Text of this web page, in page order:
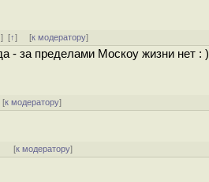
][↑] [к модератору]
- за пределами Москоу жизни нет : )
к модератору]
[к модератору]